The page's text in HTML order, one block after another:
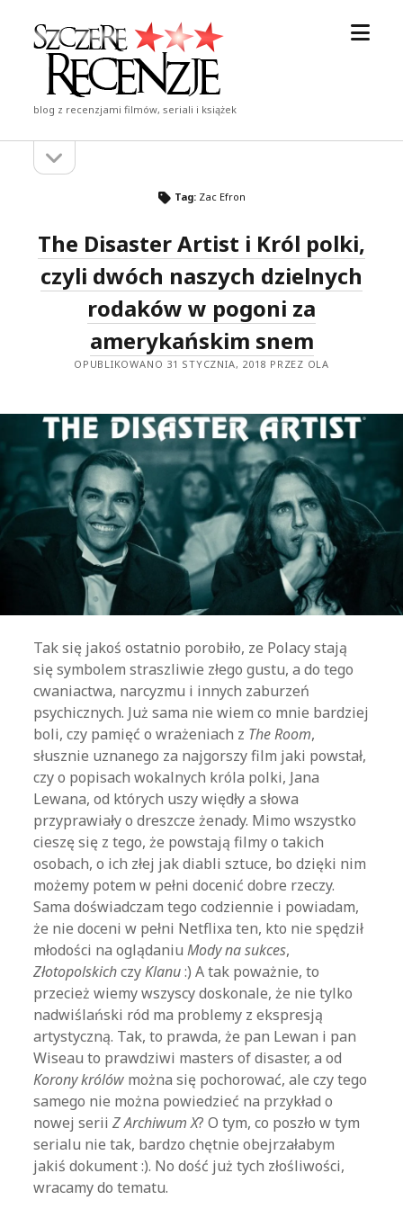
Szczere
Recenzje
blog z recenzjami filmów, seriali i książek
Pasekpasek
Tag: Zac Efron
The Disaster Artist i Król polki,
czyli dwóch naszych dzielnych
rodaków w pogoni za
amerykańskim snem
OPUBLIKOWANO 31 STYCZNIA, 2018 PRZEZ OLA
Tak się jakoś ostatnio porobiło, ze Polacy stają
się symbolem straszliwie złego gustu, a do tego
cwaniactwa, narcyzmu i innych zaburzeń
psychicznych. Już sama nie wiem co mnie bardziej
boli, czy pamięć o wrażeniach z The Room,
słusznie uznanego za najgorszy film jaki powstał,
czy o popisach wokalnych króla polki, Jana
Lewana, od których uszy więdły a słowa
przyprawiały o dreszcze żenady. Mimo wszystko
cieszę się z tego, że powstają filmy o takich
osobach, o ich złej jak diabli sztuce, bo dzięki nim
możemy potem w pełni docenić dobre rzeczy.
Sama doświadczam tego codziennie i powiadam,
że nie doceni w pełni Netflixa ten, kto nie spędził
młodości na oglądaniuMody na sukces,
ZłotopolskichczyKlanu:) A tak poważnie, to
przecież wiemy wszyscy doskonale, że nie tylko
nadwiślański ród ma problemy z ekspresją
artystyczną. Tak, to prawda, że pan Lewan i pan
Wiseau to prawdziwi masters of disaster, a od
Korony królów można się pochorować, ale czy tego
samego nie można powiedzieć na przykład o
nowej seriiZ Archiwum X? O tym, co poszło w tym
serialu nie tak, bardzo chętnie obejrzałabym
jakiś dokument :). No dość już tych złośliwości,
wracamy do tematu.